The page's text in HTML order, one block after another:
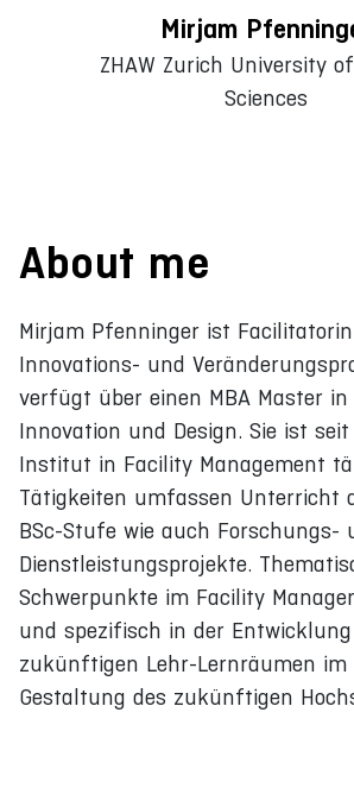
Mirjam
ZHAW Zurich University
Sciences
About me
Mirjam Pfenninger ist
Innovations- und
verfügt über einen MBA Master in
Innovation und Design. Sie ist
Institut in Facility Management
Tätigkeiten umfassen Unterricht
BSc-Stufe wie auch Forschungs-
Dienstleistungsprojekte.
Schwerpunkte im Facility
und spezifisch in der
zukünftigen Lehr-Lernräumen im
Gestaltung des zukünftigen